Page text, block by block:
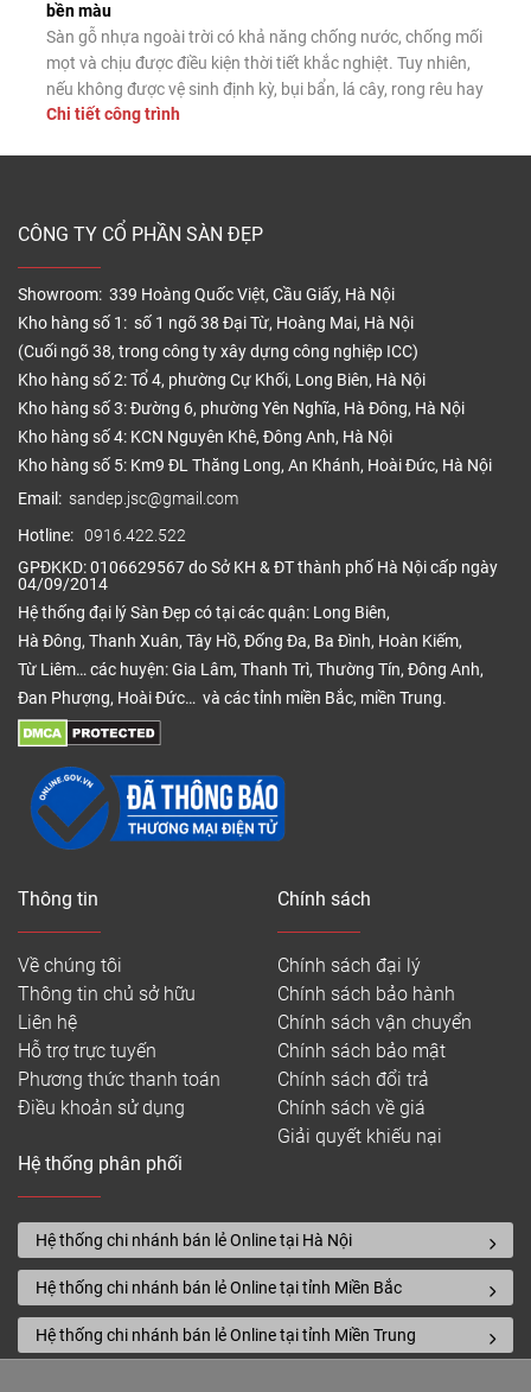
bền màu
Sàn gỗ nhựa ngoài trời có khả năng chống nước, chống mối
mọt và chịu được điều kiện thời tiết khắc nghiệt. Tuy nhiên,
nếu không được vệ sinh định kỳ, bụi bẩn, lá cây, rong rêu hay
dầu mỡ vẫn có thể tích tụ trên bề mặt, làm giảm tính thẩm
Chi tiết công trình
CÔNG TY CỔ PHẦN SÀN ĐẸP
Showroom: 339 Hoàng Quốc Việt, Cầu Giấy, Hà Nội
Kho hàng số 1: số 1 ngõ 38 Đại Từ, Hoàng Mai, Hà Nội
(Cuối ngõ 38, trong công ty xây dựng công nghiệp ICC)
Kho hàng số 2: Tổ 4, phường Cự Khối, Long Biên, Hà Nội
Kho hàng số 3: Đường 6, phường Yên Nghĩa, Hà Đông, Hà Nội
Kho hàng số 4: KCN Nguyên Khê, Đông Anh, Hà Nội
Kho hàng số 5: Km9 ĐL Thăng Long, An Khánh, Hoài Đức, Hà Nội
Email: sandep.jsc@gmail.com
Hotline: 0916.422.522
GPĐKKD: 0106629567 do Sở KH & ĐT thành phố Hà Nội cấp ngày
04/09/2014
Hệ thống đại lý Sàn Đẹp có tại các quận: Long Biên,
Hà Đông, Thanh Xuân, Tây Hồ, Đống Đa, Ba Đình, Hoàn Kiếm,
Từ Liêm… các huyện: Gia Lâm, Thanh Trì, Thường Tín, Đông Anh,
Đan Phượng, Hoài Đức… và các tỉnh miền Bắc, miền Trung.
Thông tin
Về chúng tôi
Thông tin chủ sở hữu
Liên hệ
Hỗ trợ trực tuyến
Phương thức thanh toán
Điều khoản sử dụng
Chính sách
Chính sách đại lý
Chính sách bảo hành
Chính sách vận chuyển
Chính sách bảo mật
Chính sách đổi trả
Chính sách về giá
Giải quyết khiếu nại
Hệ thống phân phối
Hệ thống chi nhánh bán lẻ Online tại Hà Nội
Hệ thống chi nhánh bán lẻ Online tại tỉnh Miền Bắc
Hệ thống chi nhánh bán lẻ Online tại tỉnh Miền Trung